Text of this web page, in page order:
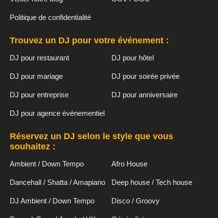
Politique de confidentialité
Trouvez un DJ pour votre événement :
DJ pour restaurant DJ pour hôtel
DJ pour mariage DJ pour soirée privée
DJ pour entreprise DJ pour anniversaire
DJ pour agence événementiel
Réservez un DJ selon le style que vous
souhaitez :
Ambient / Down Tempo Afro House
Dancehall / Shatta / Amapiano Deep house / Tech house
DJ Ambient / Down Tempo Disco / Groovy